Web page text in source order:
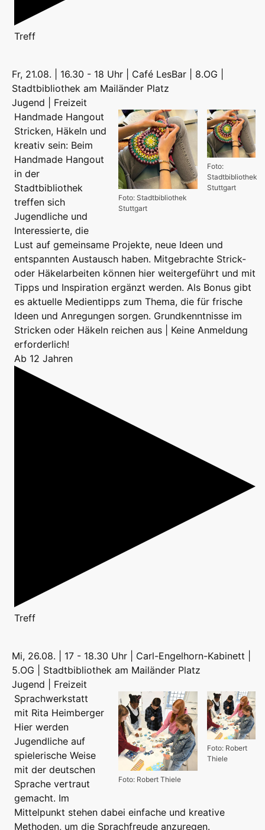
Treff
Fr, 21.08. | 16.30 - 18 Uhr | Café LesBar | 8.OG |
Stadtbibliothek am Mailänder Platz
Jugend | Freizeit
Foto:
Stadtbibliothek
Stuttgart
Foto: Stadtbibliothek
Stuttgart
Handmade Hangout
Stricken, Häkeln und
kreativ sein: Beim
Handmade Hangout
in der
Stadtbibliothek
treffen sich
Jugendliche und
Interessierte, die
Lust auf gemeinsame Projekte, neue Ideen und
entspannten Austausch haben. Mitgebrachte Strick-
oder Häkelarbeiten können hier weitergeführt und mit
Tipps und Inspiration ergänzt werden. Als Bonus gibt
es aktuelle Medientipps zum Thema, die für frische
Ideen und Anregungen sorgen. Grundkenntnisse im
Stricken oder Häkeln reichen aus | Keine Anmeldung
erforderlich!
Ab 12 Jahren
Treff
Mi, 26.08. | 17 - 18.30 Uhr | Carl-Engelhorn-Kabinett |
5.OG | Stadtbibliothek am Mailänder Platz
Jugend | Freizeit
Foto: Robert
Thiele
Foto: Robert Thiele
Sprachwerkstatt
mit Rita Heimberger
Hier werden
Jugendliche auf
spielerische Weise
mit der deutschen
Sprache vertraut
gemacht. Im
Mittelpunkt stehen dabei einfache und kreative
Methoden, um die Sprachfreude anzuregen.